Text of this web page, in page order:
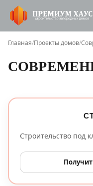
Главная/Проекты домов/
Строительство под